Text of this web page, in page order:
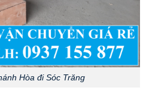
Hòa đi Sóc Trăng